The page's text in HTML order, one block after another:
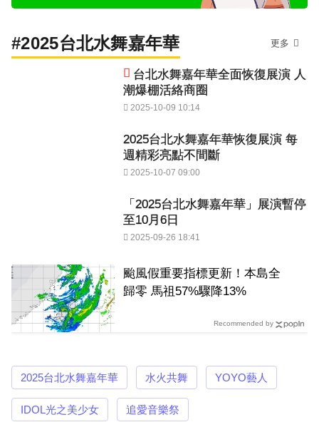
#2025台北水舞嘉年華 更多
台北水舞嘉年華全面恢復展演 人
潮爆棚活絡商圈
2025-10-09 10:14
2025台北水舞嘉年華恢復展演 每
週精彩亮點不間斷
2025-10-07 09:00
「2025台北水舞嘉年華」展演暫停
至10月6日
2025-09-26 18:41
颱風假重要指標更新！本島全
歸零 馬祖57%驟降13%
Recommended by
2025台北水舞嘉年華 水火共舞 YOYO藝人
IDOL光之美少女 追愛音樂祭